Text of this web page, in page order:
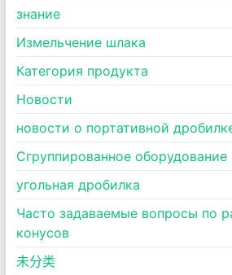
знание
Измельчение шлака
Категория продукта
Новости
новости о портативной
Сгруппированное оборудование
угольная дробилка
Часто задаваемые вопросы по
конусов
未分类